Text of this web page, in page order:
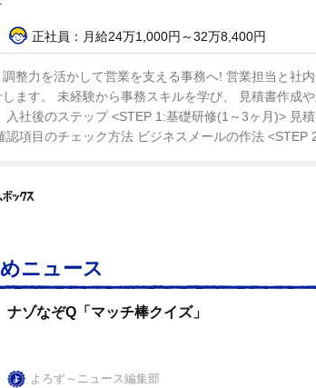
正社員：月給24万1,000円～32万8,400円
調整力を活かして営業を支える事務へ! 営業担当と社
ます。 未経験から事務スキルを学び、 見積書作成
入社後のステップ <STEP 1:基礎研修(1～3ヶ月)> 見
認項目のチェック方法 ビジネスメールの作法 <STEP
ニュース
ナゾなぞQ「マッチ棒クイズ」
よろず～ニュース編集部